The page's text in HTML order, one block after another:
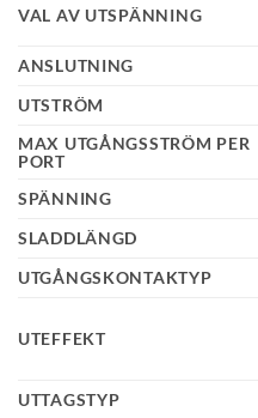
VAL AV UTSPÄNNING
ANSLUTNING
UTSTRÖM
MAX UTGÅNGSSTRÖM PER
PORT
SPÄNNING
SLADDLÄNGD
UTGÅNGSKONTAKTYP
UTEFFEKT
UTTAGSTYP